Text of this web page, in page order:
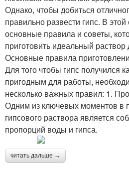
Однако, чтобы добиться
правильно развести гипс. В
основные правила и советы,
приготовить идеальный
Основные правила
Для того чтобы гипс получился
пригодным для работы,
несколько важных правил: 1.
Одним из ключевых моментов в
гипсового раствора является
пропорций воды и гипса.
читать дальше →